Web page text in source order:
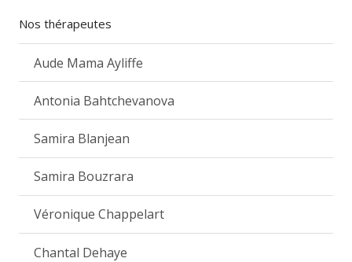
Nos thérapeutes
Aude Mama Ayliffe
Antonia Bahtchevanova
Samira Blanjean
Samira Bouzrara
Véronique Chappelart
Chantal Dehaye